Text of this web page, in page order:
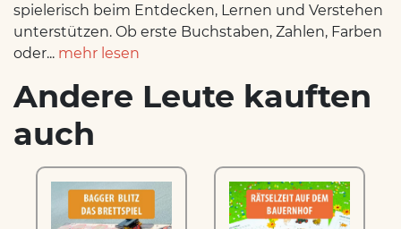
spielerisch beim Entdecken, Lernen und Verstehen
unterstützen. Ob erste Buchstaben, Zahlen, Farben
oder... mehr lesen
Andere Leute kauften
auch